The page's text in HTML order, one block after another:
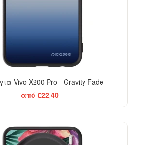
Vivo X200 Pro - Gravity Fade
από €22,40